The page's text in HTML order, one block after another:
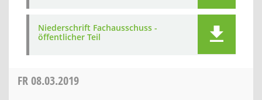
Niederschrift Fachausschuss -
öffentlicher Teil
FR08.03.2019